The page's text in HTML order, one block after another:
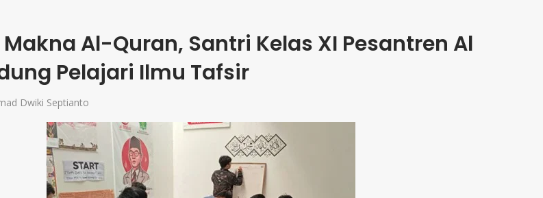
Al-Quran, Santri Kelas XI Pesantren Al
Pelajari Ilmu Tafsir
Dwiki Septianto